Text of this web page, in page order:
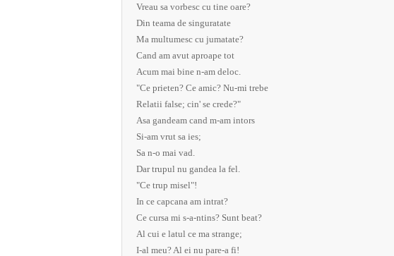
Vreau sa vorbesc cu tine oare?
Din teama de singuratate
Ma multumesc cu jumatate?
Cand am avut aproape tot
Acum mai bine n-am deloc.
"Ce prieten? Ce amic? Nu-mi trebe
Relatii false; cin' se crede?"
Asa gandeam cand m-am intors
Si-am vrut sa ies;
Sa n-o mai vad.
Dar trupul nu gandea la fel.
"Ce trup misel"!
In ce capcana am intrat?
Ce cursa mi s-a-ntins? Sunt beat?
Al cui e latul ce ma strange;
I-al meu? Al ei nu pare-a fi!